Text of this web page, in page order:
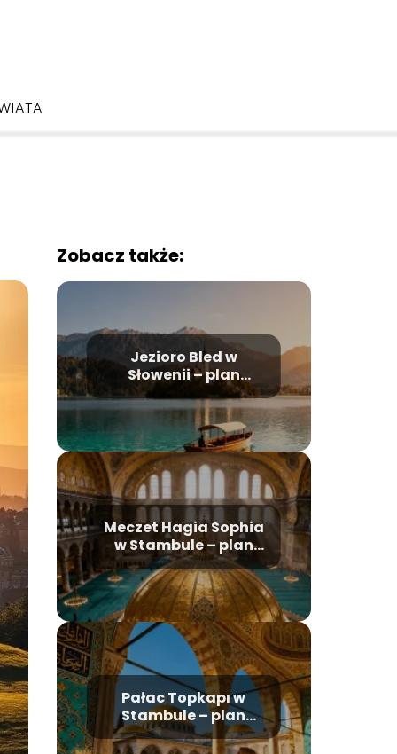
Zobacz także:
Jezioro Bled w
Słowenii – plan
zwiedzania i
najważniejsze
atrakcje
Meczet Hagia Sophia
w Stambule – plan
zwiedzania, historia,
bilety
Pałac Topkapı w
Stambule – plan
zwiedzania i